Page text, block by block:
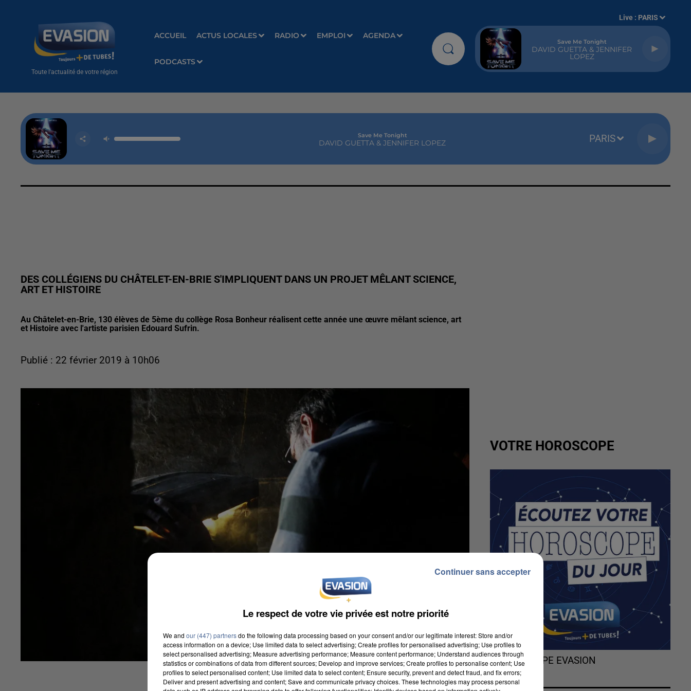
Toute l'actualité de votre région
ACCUEIL ACTUS LOCALES RADIO EMPLOI AGENDA
PODCASTS
Live : PARIS
Save Me Tonight
DAVID GUETTA & JENNIFER
LOPEZ
Save Me Tonight
DAVID GUETTA & JENNIFER LOPEZ PARIS
DES COLLÉGIENS DU CHÂTELET-EN-BRIE S'IMPLIQUENT DANS UN PROJET MÊLANT SCIENCE,
ART ET HISTOIRE
Au Châtelet-en-Brie, 130 élèves de 5ème du collège Rosa Bonheur réalisent cette année une œuvre mêlant science, art
et Histoire avec l'artiste parisien Edouard Sufrin.
Publié : 22 février 2019 à 10h06
VOTRE HOROSCOPE
L'HOROSCOPE EVASION
Le respect de votre vie privée est notre priorité
We and our (447) partnersdo the following data processing based on your consent and/or our legitimate interest: Store and/or
access information on a device; Use limited data to select advertising; Create profiles for personalised advertising; Use profiles to
select personalised advertising; Measure advertising performance; Measure content performance; Understand audiences through
statistics or combinations of data from different sources; Develop and improve services; Create profiles to personalise content; Use
profiles to select personalised content; Use limited data to select content; Ensure security, prevent and detect fraud, and fix errors;
Deliver and present advertising and content; Save and communicate privacy choices. These technologies may process personal
Continuer sans accepter